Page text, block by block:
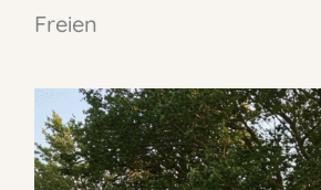
Freien